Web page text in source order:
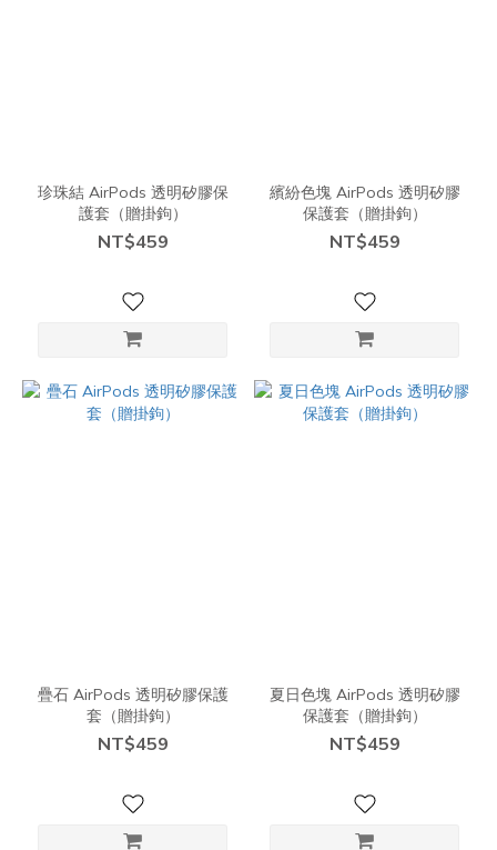
珍珠結 AirPods 透明矽膠保
護套（贈掛鉤）
NT$459
繽紛色塊 AirPods 透明矽膠
保護套（贈掛鉤）
NT$459
疊石 AirPods 透明矽膠保護
套（贈掛鉤）
NT$459
夏日色塊 AirPods 透明矽膠
保護套（贈掛鉤）
NT$459